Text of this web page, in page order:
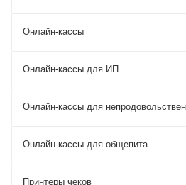
Онлайн-кассы
Онлайн-кассы для ИП
Онлайн-кассы для
Онлайн-кассы для общепита
Принтеры чеков